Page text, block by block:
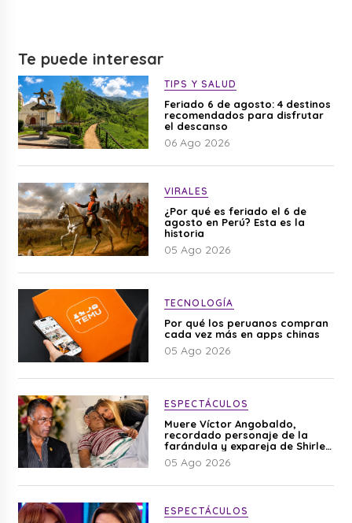
Te puede interesar
TIPS Y SALUD
Feriado 6 de agosto: 4 destinos
recomendados para disfrutar
el descanso
06 Ago 2026
VIRALES
¿Por qué es feriado el 6 de
agosto en Perú? Esta es la
historia
05 Ago 2026
TECNOLOGÍA
Por qué los peruanos compran
cada vez más en apps chinas
05 Ago 2026
ESPECTÁCULOS
Muere Víctor Angobaldo,
recordado personaje de la
farándula y expareja de Shirley
Cherres
05 Ago 2026
ESPECTÁCULOS